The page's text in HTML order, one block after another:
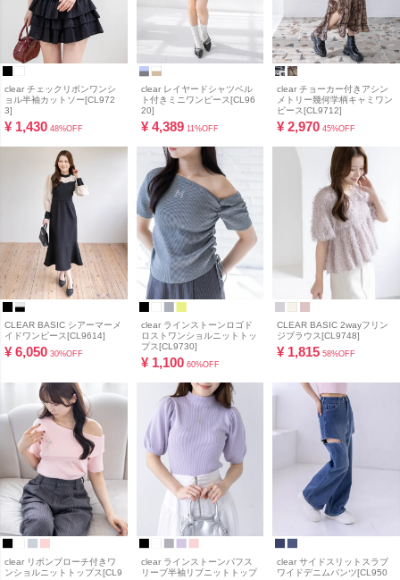
clear チェックリボンワンシ
ョル半袖カットソー[CL972
3]
¥ 1,430 48%OFF
clear レイヤードシャツベル
ト付きミニワンピース[CL96
20]
¥ 4,389 11%OFF
clear チョーカー付きアシン
メトリー幾何学柄キャミワン
ピース[CL9712]
¥ 2,970 45%OFF
CLEAR BASIC シアーマーメ
イドワンピース[CL9614]
¥ 6,050 30%OFF
clear ラインストーンロゴド
ロストワンショルニットトッ
プス[CL9730]
¥ 1,100 60%OFF
CLEAR BASIC 2wayフリン
ジブラウス[CL9748]
¥ 1,815 58%OFF
clear リボンブローチ付きワ
ンショルニットトップス[CL9
clear ラインストーンパフス
リーブ半袖リブニットトップ
clear サイドスリットスラブ
ワイドデニムパンツ[CL950